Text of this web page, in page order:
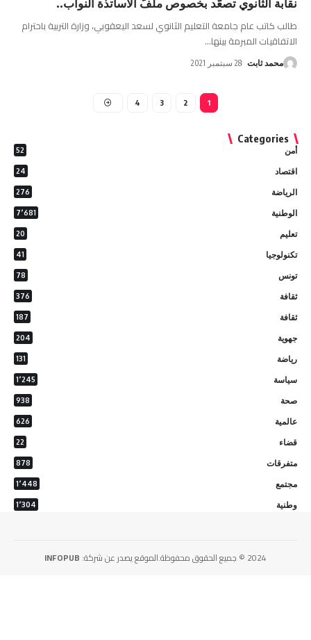
طالب كاتب عام جامعة التعليم الثانوي لسعد اليعقوبي، وزارة التربية باحترام
الاتفاقيات المبرمة بينها…
محمد ثابت 28 سبتمبر 2021
Categories
أمن 52
اقتصاد 24
الرياضة 276
الوطنية 7٬681
تعليم 20
تكنولوجيا 41
تونس 78
ثقافة 376
ثقافة 187
جهوية 204
رياضة 131
سياسة 1٬245
صحة 938
عالمية 626
قضاء 22
متفرقات 878
مجتمع 1٬448
وطنية 1٬304
2024 © جميع الحقوق محفوظة.الموقع يصدر عن شركة: INFOPUB